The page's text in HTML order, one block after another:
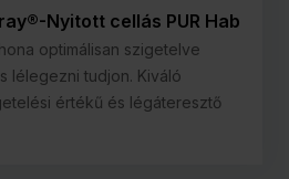
Nyitott cellás PUR Hab
optimálisan szigetelve
lélegezni tudjon. Kiváló
értékű és légáteresztő